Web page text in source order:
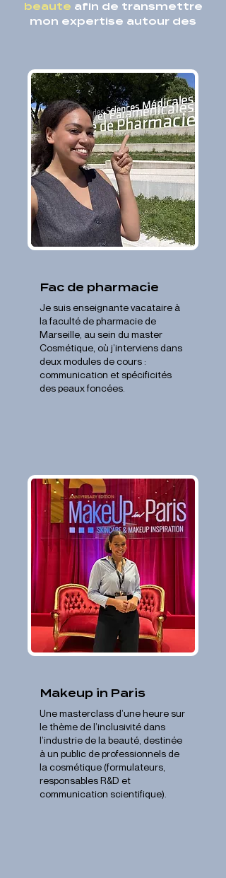
beaute afin de transmettre
mon expertise autour des
Fac de pharmacie
Je suis enseignante vacataire à
la faculté de pharmacie de
Marseille, au sein du master
Cosmétique, où j’interviens dans
deux modules de cours :
communication et spécificités
des peaux foncées.
Makeup in Paris
Une masterclass d’une heure sur
le thème de l’inclusivité dans
l’industrie de la beauté, destinée
à un public de professionnels de
la cosmétique (formulateurs,
responsables R&D et
communication scientifique).